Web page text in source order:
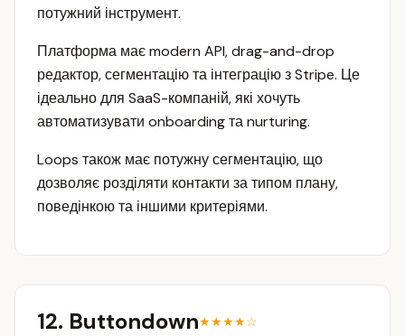
потужний інструмент.
Платформа має modern API, drag-and-drop
редактор, сегментацію та інтеграцію з Stripe. Це
ідеально для SaaS-компаній, які хочуть
автоматизувати onboarding та nurturing.
Loops також має потужну сегментацію, що
дозволяє розділяти контакти за типом плану,
поведінкою та іншими критеріями.
12. Buttondown★★★★☆